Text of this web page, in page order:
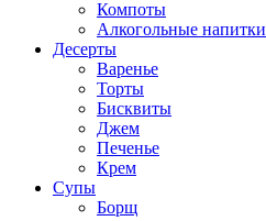
Компоты
Алкогольные напитки
Десерты
Варенье
Торты
Бисквиты
Джем
Печенье
Крем
Супы
Борщ